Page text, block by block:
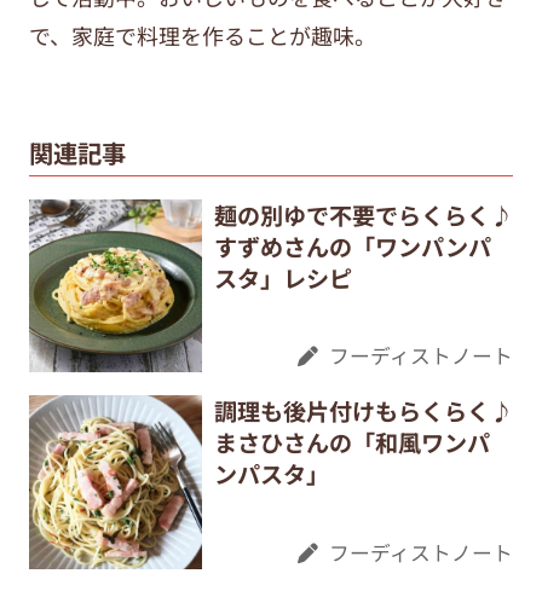
で、家庭で料理を作ることが趣味。
関連記事
麺の別ゆで不要でらくらく♪
すずめさんの「ワンパンパ
スタ」レシピ
フーディストノート
調理も後片付けもらくらく♪
まさひさんの「和風ワンパ
ンパスタ」
フーディストノート